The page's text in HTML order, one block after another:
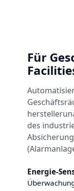
Für
des
Energie-